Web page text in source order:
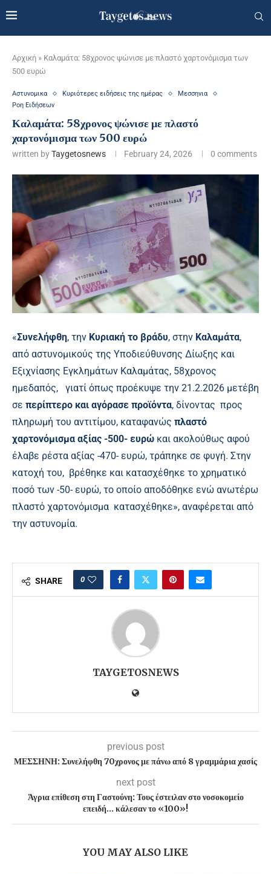
Αρχική » Καλαμάτα: 58χρονος ψώνισε με πλαστό χαρτονόμισμα των
500 ευρώ
Αστυνομικα Κυριότερες ειδήσεις της ημέρας
Μεσσηνια
Ροη Ειδήσεων
Καλαμάτα: 58χρονος ψώνισε με πλαστό
χαρτονόμισμα των 500 ευρώ
written byTaygetosnews February 24, 2026 0 comments
«Συνελήφθη, την Κυριακή το βράδυ, στην Καλαμάτα,
από αστυνομικούς της Υποδιεύθυνσης Δίωξης και
Εξιχνίασης Εγκλημάτων Καλαμάτας, 58χρονος
ημεδαπός, γιατί όπως προέκυψε την 21.2.2026 μετέβη
σε περίπτερο και αγόρασε προϊόντα, δίνοντας προς
πληρωμή του αντιτίμου, καταφανώς πλαστό
χαρτονόμισμα αξίας -500- ευρώ και ακολούθως αφού
έλαβε ρέστα αξίας -470- ευρώ, τράπηκε σε φυγή. Στην
κατοχή του, βρέθηκε και κατασχέθηκε το χρηματικό
ποσό των -50- ευρώ, το οποίο αποδόθηκε ενώ ανωτέρω
πλαστό χαρτονόμισμα κατασχέθηκε», αναφέρεται από
την αστυνομία.
SHARE 0
TAYGETOSNEWS
previous post
ΜΕΣΣΗΝΗ: Συνελήφθη 70χρονος με πάνω από 8 γραμμάρια χασίς
next post
Άγρια επίθεση στη Γαστούνη: Τους έστειλαν στο νοσοκομείο
επειδή… κάλεσαν το «100»!
YOU MAY ALSO LIKE